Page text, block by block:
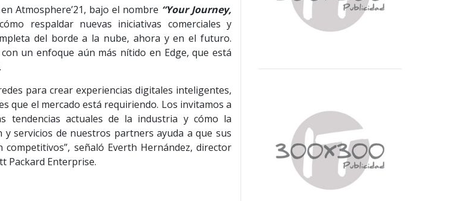
Atmosphere’21, bajo el nombre “Your Journey,
respaldar nuevas iniciativas comerciales y
del borde a la nube, ahora y en el futuro.
un enfoque aún más nítido en Edge, que está
para crear experiencias digitales inteligentes,
que el mercado está requiriendo. Los invitamos a
tendencias actuales de la industria y cómo la
servicios de nuestros partners ayuda a que sus
señaló Everth Hernández, director
Packard Enterprise.